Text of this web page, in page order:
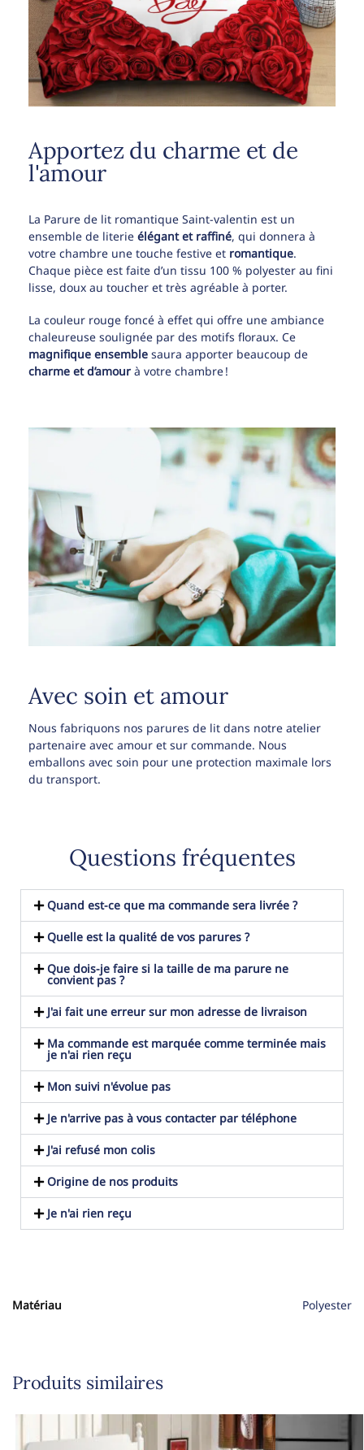
Apportez du charme et de
l'amour
La Parure de lit romantique Saint-valentin est un
ensemble de literie élégant et raffiné, qui donnera à
votre chambre une touche festive et romantique.
Chaque pièce est faite d’un tissu 100 % polyester au fini
lisse, doux au toucher et très agréable à porter.
La couleur rouge foncé à effet qui offre une ambiance
chaleureuse soulignée par des motifs floraux. Ce
magnifique ensemble saura apporter beaucoup de
charme et d’amour à votre chambre !
Avec soin et amour
Nous fabriquons nos parures de lit dans notre atelier
partenaire avec amour et sur commande. Nous
emballons avec soin pour une protection maximale lors
du transport.
Questions fréquentes
Quand est-ce que ma commande sera livrée ?
Quelle est la qualité de vos parures ?
Que dois-je faire si la taille de ma parure ne
convient pas ?
J'ai fait une erreur sur mon adresse de livraison
Ma commande est marquée comme terminée mais
je n'ai rien reçu
Mon suivi n'évolue pas
Je n'arrive pas à vous contacter par téléphone
J'ai refusé mon colis
Origine de nos produits
Je n'ai rien reçu
Matériau Polyester
Produits similaires